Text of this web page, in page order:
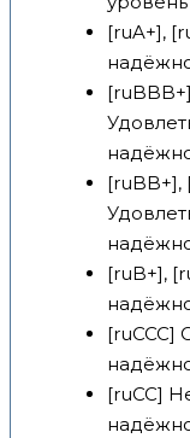
[ruA+],
[ruBB+],
[ruB+],
[ruCCC]
[ruCC]